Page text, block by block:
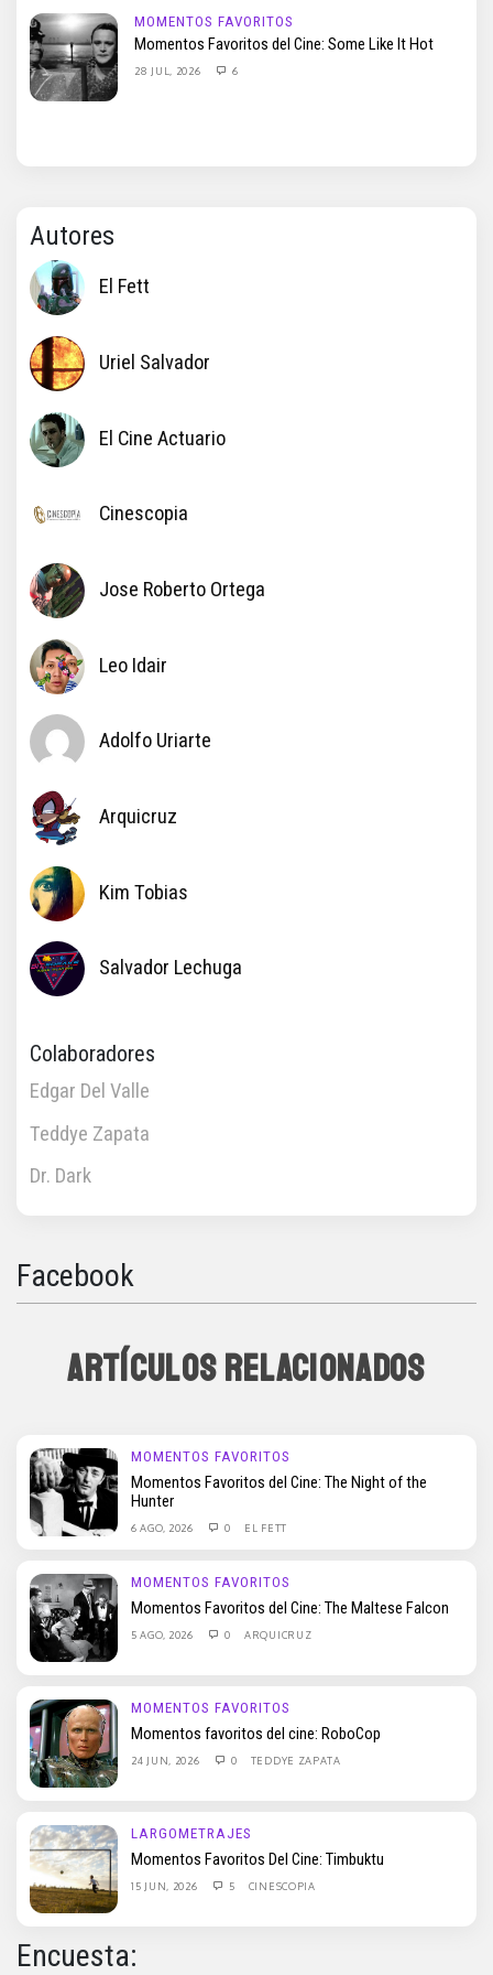
MOMENTOS FAVORITOS
Momentos Favoritos del Cine: Some Like It Hot
28 JUL, 2026 6
Autores
El Fett
Uriel Salvador
El Cine Actuario
Cinescopia
Jose Roberto Ortega
Leo Idair
Adolfo Uriarte
Arquicruz
Kim Tobias
Salvador Lechuga
Colaboradores
Edgar Del Valle
Teddye Zapata
Dr. Dark
Facebook
ARTÍCULOS RELACIONADOS
MOMENTOS FAVORITOS
Momentos Favoritos del Cine: The Night of the
Hunter
6 AGO, 2026 0 EL FETT
MOMENTOS FAVORITOS
Momentos Favoritos del Cine: The Maltese Falcon
5 AGO, 2026 0 ARQUICRUZ
MOMENTOS FAVORITOS
Momentos favoritos del cine: RoboCop
24 JUN, 2026 0 TEDDYE ZAPATA
LARGOMETRAJES
Momentos Favoritos Del Cine: Timbuktu
15 JUN, 2026 5 CINESCOPIA
Encuesta: